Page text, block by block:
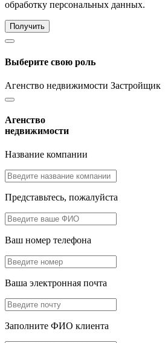
обработку персональных данных.
Получить
Выберите свою роль
Агенство недвижимости Застройщик
Агенство
недвижимости
Название компании
Представьтесь, пожалуйста
Ваш номер телефона
Ваша электронная почта
Заполните ФИО клиента